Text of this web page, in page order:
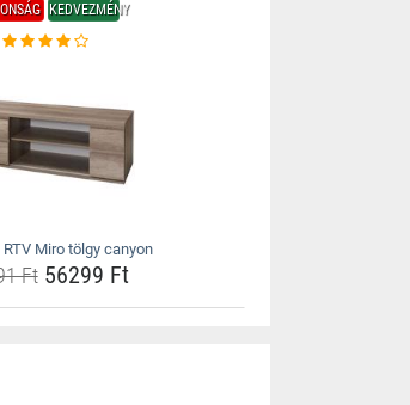
KEDVEZMÉNY
Miro tölgy canyon
Ft56299 Ft